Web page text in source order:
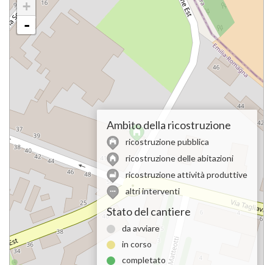
+
-
Ambito della ricostruzione
ricostruzione pubblica
ricostruzione delle abitazioni
ricostruzione attività produttive
altri interventi
Stato del cantiere
da avviare
in corso
completato